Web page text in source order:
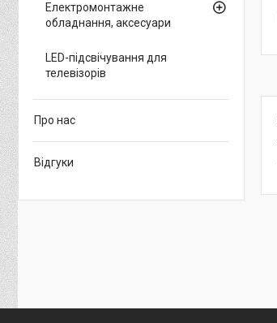
Електромонтажне
обладнання, аксесуари
LED-підсвічування для
телевізорів
Про нас
Відгуки